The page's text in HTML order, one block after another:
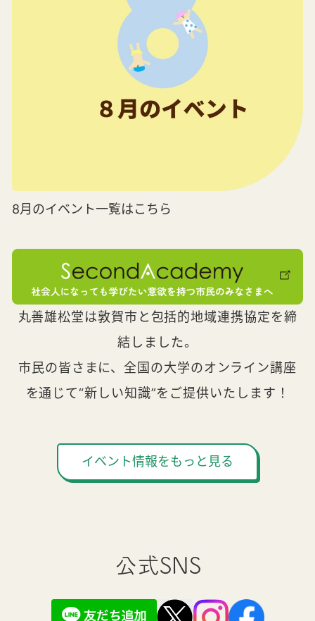
8月のイベント一覧はこちら
丸善雄松堂は敦賀市と包括的地域連携協定を締
結しました。
市民の皆さまに、全国の大学のオンライン講座
を通じて“新しい知識”をご提供いたします！
イベント情報をもっと見る
公式SNS